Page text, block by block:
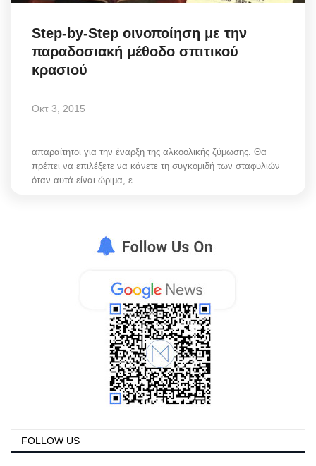
Step-by-Step οινοποίηση με την
παραδοσιακή μέθοδο σπιτικού
κρασιού
Οκτ 3, 2015
απαραίτητοι για την έναρξη της αλκοολικής ζύμωσης. Θα
πρέπει να επιλέξετε να κάνετε τη συγκομιδή των σταφυλιών
όταν αυτά είναι ώριμα, ε
FOLLOW US